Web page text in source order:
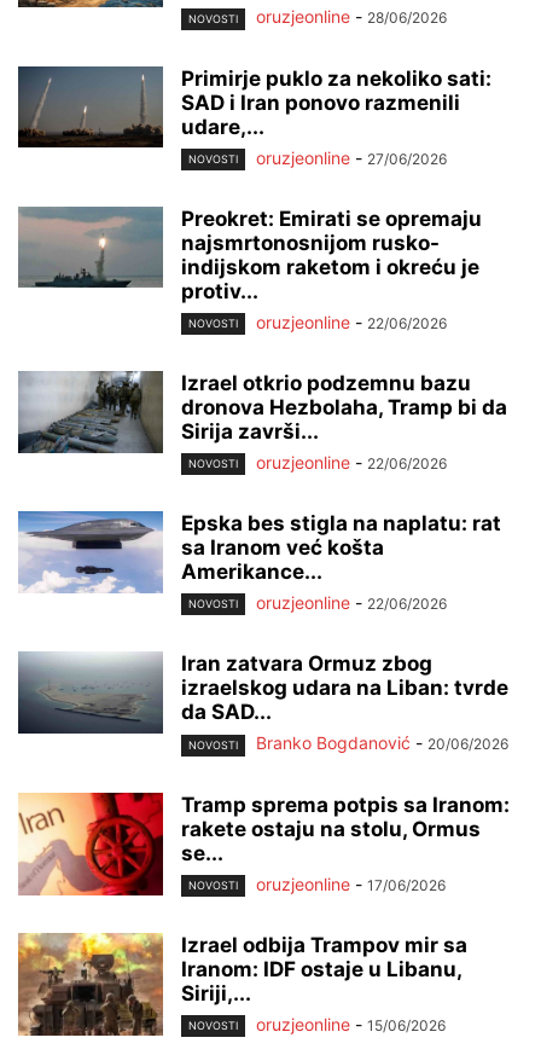
NOVOSTI oruzjeonline - 28/06/2026
Primirje puklo za nekoliko sati:
SAD i Iran ponovo razmenili
udare,...
NOVOSTI oruzjeonline - 27/06/2026
Preokret: Emirati se opremaju
najsmrtonosnijom rusko-
indijskom raketom i okreću je
protiv...
NOVOSTI oruzjeonline - 22/06/2026
Izrael otkrio podzemnu bazu
dronova Hezbolaha, Tramp bi da
Sirija završi...
NOVOSTI oruzjeonline - 22/06/2026
Epska bes stigla na naplatu: rat
sa Iranom već košta
Amerikance...
NOVOSTI oruzjeonline - 22/06/2026
Iran zatvara Ormuz zbog
izraelskog udara na Liban: tvrde
da SAD...
NOVOSTI Branko Bogdanović - 20/06/2026
Tramp sprema potpis sa Iranom:
rakete ostaju na stolu, Ormus
se...
NOVOSTI oruzjeonline - 17/06/2026
Izrael odbija Trampov mir sa
Iranom: IDF ostaje u Libanu,
Siriji,...
NOVOSTI oruzjeonline - 15/06/2026